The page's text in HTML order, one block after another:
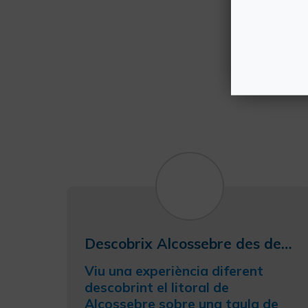
Descobrix Alcossebre des de la mar en paddle surf
Viu una experiència diferent
descobrint el litoral de
Alcossebre sobre una taula de